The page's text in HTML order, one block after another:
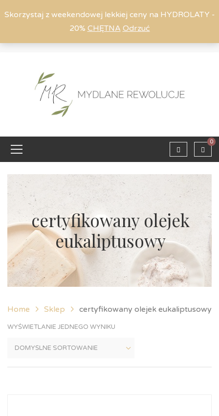
Skorzystaj z weekendowej lekkiej ceny na HYDROLATY -
20% CHĘTNA Odrzuć
0
certyfikowany olejek
eukaliptusowy
Home Sklep certyfikowany olejek eukaliptusowy
WYŚWIETLANIE JEDNEGO WYNIKU